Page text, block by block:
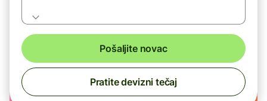
Pošaljite novac
Pratite devizni tečaj